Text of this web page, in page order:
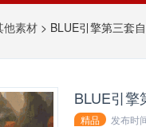
他素材 > BLUE引擎第三套
BLUE引擎
精品
发布时